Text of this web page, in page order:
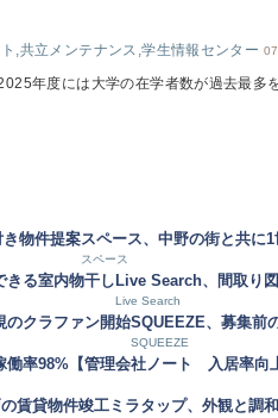
,共立メンテナンス,学生情報センター
年度には大学の在学者数が過去最多
物件提案スペース、中野の街と共に1
スペース
きる室内物干し Live Search、間取り
Live Search
のクラファン開始SQUEEZE、募集前
SQUEEZE
働率98%【管理会社ノート 入居率向
賃貸物件竣工 ミラタップ、外観と調